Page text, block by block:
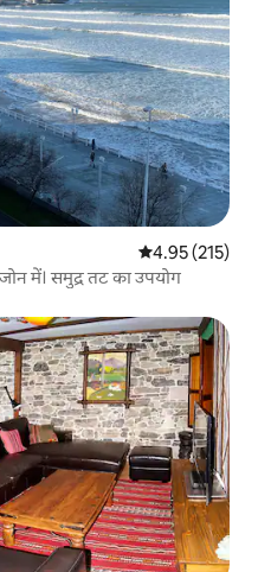
औसत रेटिंग 5 में से
4.95 (215)
में। समुद्र तट का उपयोग